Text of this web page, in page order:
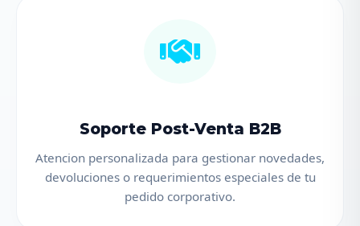
Soporte Post-Venta B2B
Atencion personalizada para gestionar novedades,
devoluciones o requerimientos especiales de tu
pedido corporativo.